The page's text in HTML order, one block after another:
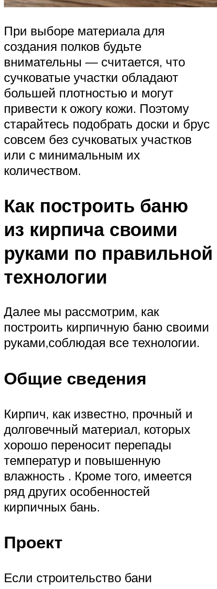
При выборе материала для
создания полков будьте
внимательны — считается, что
сучковатые участки обладают
большей плотностью и могут
привести к ожогу кожи. Поэтому
старайтесь подобрать доски и брус
совсем без сучковатых участков
или с минимальным их
количеством.
Как построить баню
из кирпича своими
руками по правильной
технологии
Далее мы рассмотрим, как
построить кирпичную баню своими
руками,соблюдая все технологии.
Общие сведения
Кирпич, как известно, прочный и
долговечный материал, которых
хорошо переносит перепады
температур и повышенную
влажность . Кроме того, имеется
ряд других особенностей
кирпичных бань.
Проект
Если строительство бани